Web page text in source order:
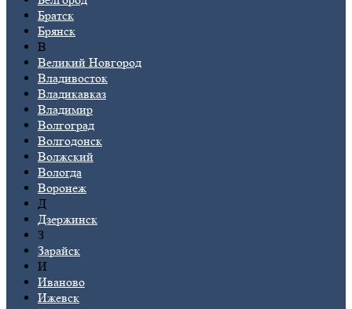
Братск
Брянск
В
Великий Новгород
Владивосток
Владикавказ
Владимир
Волгоград
Волгодонск
Волжский
Вологда
Воронеж
Д
Дзержинск
З
Зарайск
И
Иваново
Ижевск